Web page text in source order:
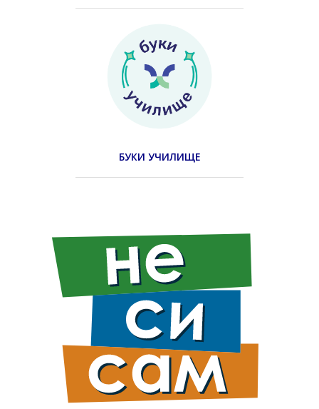
БУКИ УЧИЛИЩЕ